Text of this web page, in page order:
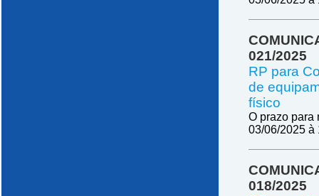
021/2025
RP para
de
físico
O prazo para
03/06/2025 à
018/2025